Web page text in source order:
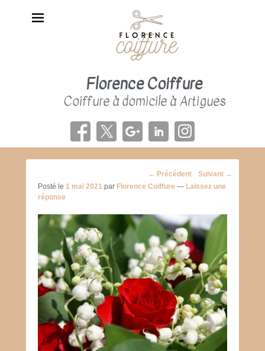
Florence Coiffure
Coiffure à domicile à Artigues
Navigation
des
← Précédent Suivant →
Posté le 1 mai 2021 par Florence Coiffure — Laissez une
réponse